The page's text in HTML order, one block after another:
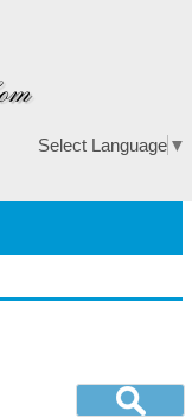
Select Language ▼